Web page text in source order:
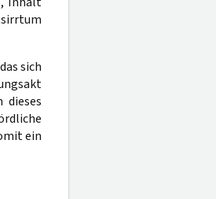
sich
dieses
ein